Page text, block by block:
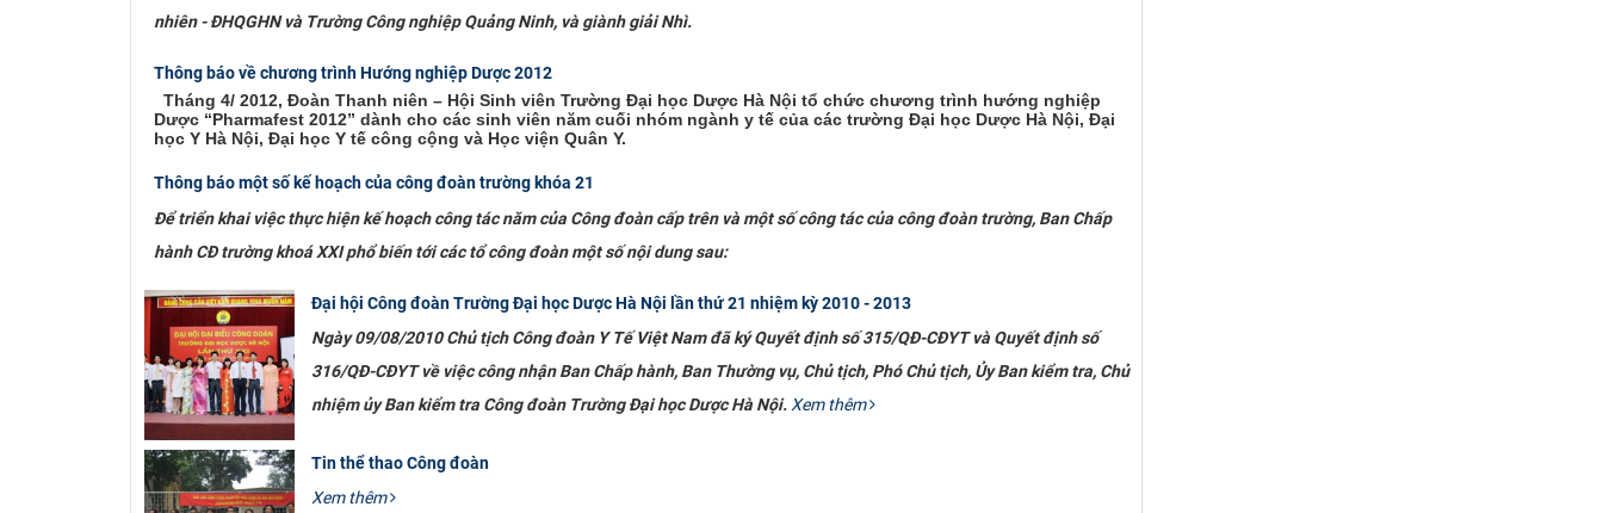
nhiên - ĐHQGHN và Trường Công nghiệp Quảng Ninh, và giành giải Nhì.
Thông báo về chương trình Hướng nghiệp Dược 2012
Tháng 4/ 2012, Đoàn Thanh niên – Hội Sinh viên Trường Đại học Dược Hà Nội tổ chức chương trình hướng nghiệp
Dược “Pharmafest 2012” dành cho các sinh viên năm cuối nhóm ngành y tế của các trường Đại học Dược Hà Nội, Đại
học Y Hà Nội, Đại học Y tế công cộng và Học viện Quân Y.
Thông báo một số kế hoạch của công đoàn trường khóa 21
Để triển khai việc thực hiện kế hoạch công tác năm của Công đoàn cấp trên và một số công tác của công đoàn trường, Ban Chấp
hành CĐ trường khoá XXI phổ biến tới các tổ công đoàn một số nội dung sau:
Đại hội Công đoàn Trường Đại học Dược Hà Nội lần thứ 21 nhiệm kỳ 2010 - 2013
Ngày 09/08/2010 Chủ tịch Công đoàn Y Tế Việt Nam đã ký Quyết định số 315/QĐ-CĐYT và Quyết định số
316/QĐ-CĐYT về việc công nhận Ban Chấp hành, Ban Thường vụ, Chủ tịch, Phó Chủ tịch, Ủy Ban kiểm tra, Chủ
nhiệm ủy Ban kiểm tra Công đoàn Trường Đại học Dược Hà Nội. Xem thêm
Tin thể thao Công đoàn
Xem thêm